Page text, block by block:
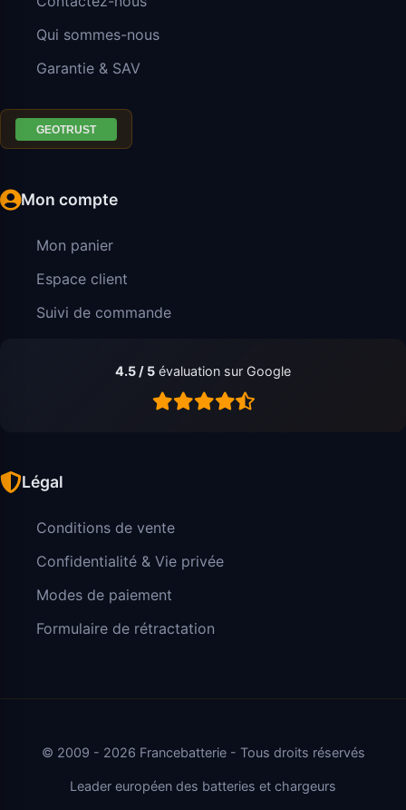
Qui sommes-nous
Garantie & SAV
Mon compte
Mon panier
Espace client
Suivi de commande
4.5 / 5 évaluation sur Google
Légal
Conditions de vente
Confidentialité & Vie privée
Modes de paiement
Formulaire de rétractation
© 2009 - 2026 Francebatterie - Tous droits réservés
Leader européen des batteries et chargeurs